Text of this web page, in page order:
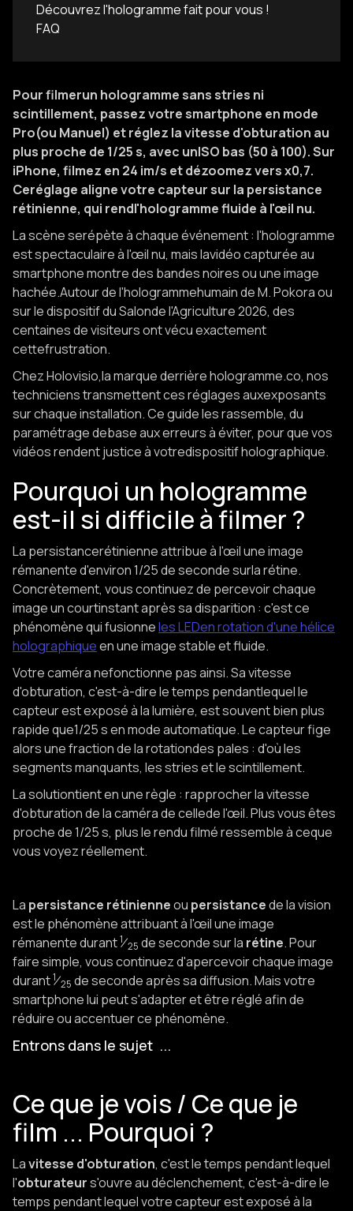
Découvrez l'hologramme fait pour vous !
FAQ
Pour filmerun hologramme sans stries ni
scintillement, passez votre smartphone en mode
Pro(ou Manuel) et réglez la vitesse d'obturation au
plus proche de 1/25 s, avec unISO bas (50 à 100). Sur
iPhone, filmez en 24 im/s et dézoomez vers x0,7.
Ceréglage aligne votre capteur sur la persistance
rétinienne, qui rendl'hologramme fluide à l'œil nu.
La scène serépète à chaque événement : l'hologramme
est spectaculaire à l'œil nu, mais lavidéo capturée au
smartphone montre des bandes noires ou une image
hachée.Autour de l'hologrammehumain de M. Pokora ou
sur le dispositif du Salonde l'Agriculture 2026, des
centaines de visiteurs ont vécu exactement
cettefrustration.
Chez Holovisio,la marque derrière hologramme.co, nos
techniciens transmettent ces réglages auxexposants
sur chaque installation. Ce guide les rassemble, du
paramétrage debase aux erreurs à éviter, pour que vos
vidéos rendent justice à votredispositif holographique.
Pourquoi un hologramme
est-il si difficile à filmer ?
La persistancerétinienne attribue à l'œil une image
rémanente d'environ 1/25 de seconde surla rétine.
Concrètement, vous continuez de percevoir chaque
image un courtinstant après sa disparition : c'est ce
phénomène qui fusionneles LEDen rotation d'une hélice
holographiqueen une image stable et fluide.
Votre caméra nefonctionne pas ainsi. Sa vitesse
d'obturation, c'est-à-dire le temps pendantlequel le
capteur est exposé à la lumière, est souvent bien plus
rapide que1/25 s en mode automatique. Le capteur fige
alors une fraction de la rotationdes pales : d'où les
segments manquants, les stries et le scintillement.
La solutiontient en une règle : rapprocher la vitesse
d'obturation de la caméra de cellede l'œil. Plus vous êtes
proche de 1/25 s, plus le rendu filmé ressemble à ceque
vous voyez réellement.
La persistance rétinienneou persistancede la vision
est le phénomène attribuant à l'œil une image
rémanente durant1⁄25 de seconde sur la rétine. Pour
faire simple, vous continuez d'apercevoir chaque image
durant1⁄25 de seconde après sa diffusion. Mais votre
smartphone lui peut s'adapter et être réglé afin de
réduire ou accentuer ce phénomène.
Entrons dans le sujet ...
Ce que je vois / Ce que je
film ... Pourquoi ?
Lavitesse d'obturation, c'est le temps pendant lequel
l'obturateurs'ouvre au déclenchement, c'est-à-dire le
temps pendant lequel votre capteur est exposé à la